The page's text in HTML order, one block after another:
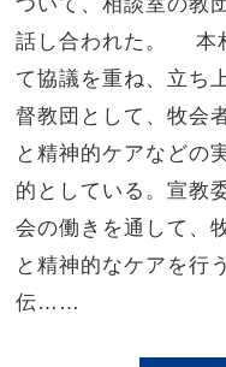
話し合われた。 本
て協議を重ね、立ち
督教団として、牧会
と精神的ケアなどの
的としている。宣教
会の働きを通して、
と精神的なケアを行
伝……